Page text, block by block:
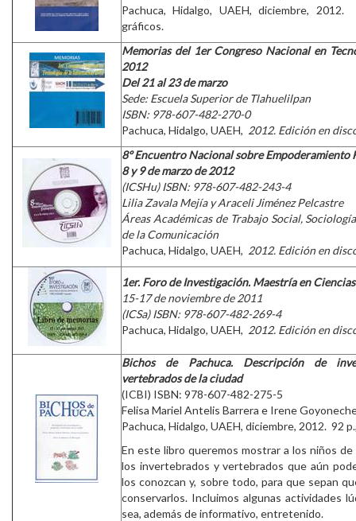
Pachuca, Hidalgo, UAEH, diciembre,
gráficos.
Memorias del 1er Congreso Nacional en
2012
Del 21 al 23 de marzo
Sede: Escuela Superior de Tlahuelilpan
ISBN: 978-607-482-270-0
Pachuca, Hidalgo, UAEH, 2012. Edición en
8º Encuentro Nacional sobre Empoderamiento
8 y 9 de marzo de 2012
(ICSHu) ISBN: 978-607-482-243-4
Lilia Zavala Mejía y Araceli Jiménez Pelcastre
Áreas Académicas de Trabajo Social,
de la Comunicación
Pachuca, Hidalgo, UAEH, 2012. Edición en
1er. Foro de Investigación. Maestría en
15-17 de noviembre de 2011
(ICSa) ISBN: 978-607-482-269-4
Pachuca, Hidalgo, UAEH, 2012. Edición en
Bichos de Pachuca. Descripción de
vertebrados de la ciudad
(ICBI) ISBN: 978-607-482-275-5
Felisa Mariel Antelis Barrera e Irene
Pachuca, Hidalgo, UAEH, diciembre, 2012. 92
En este libro queremos mostrar a los niños
los invertebrados y vertebrados que aún
los conozcan y, sobre todo, para que sepan
conservarlos. Incluimos algunas actividades
sea, además de informativo, entretenido.